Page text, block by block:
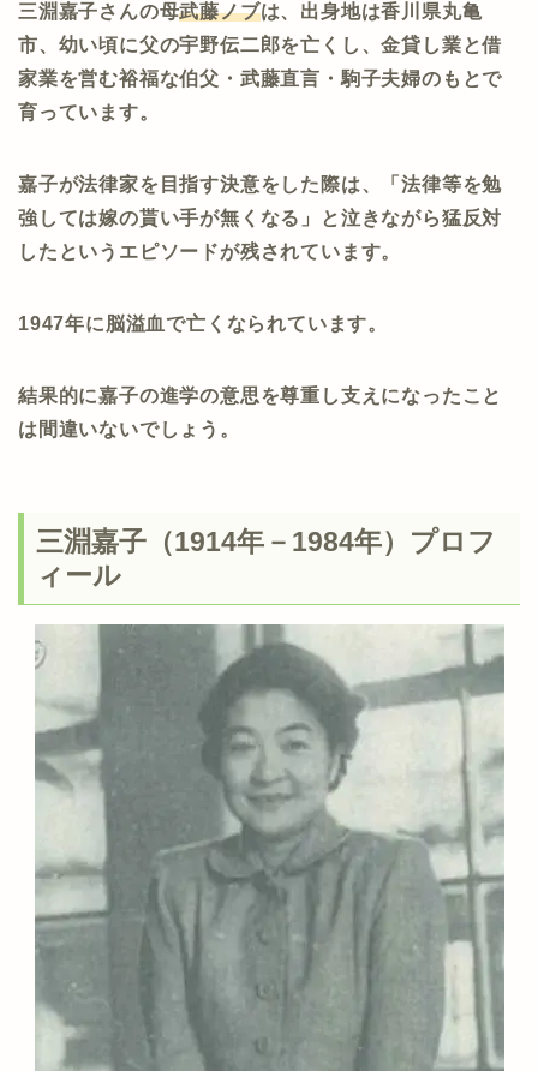
三淵嘉子さんの母武藤ノブは、出身地は香川県丸亀
市、幼い頃に父の宇野伝二郎を亡くし、金貸し業と借
家業を営む裕福な伯父・武藤直言・駒子夫婦のもとで
育っています。
嘉子が法律家を目指す決意をした際は、「法律等を勉
強しては嫁の貰い手が無くなる」と泣きながら猛反対
したというエピソードが残されています。
1947年に脳溢血で亡くなられています。
結果的に嘉子の進学の意思を尊重し支えになったこと
は間違いないでしょう。
三淵嘉子（1914年－1984年）プロフ
ィール